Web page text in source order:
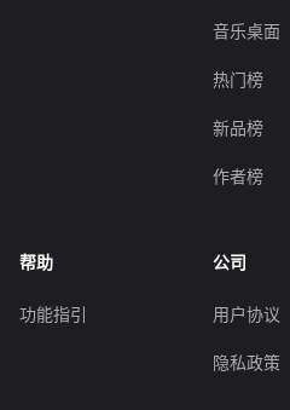
音乐桌面
热门榜
新品榜
作者榜
帮助
功能指引
公司
用户协议
隐私政策